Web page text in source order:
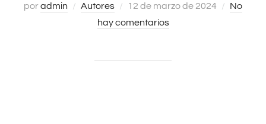
poradmin Autores
Publicado
el
12 de marzo de 2024
No
hay comentarios